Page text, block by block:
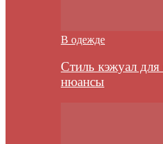
В одежде
Стиль кэжуал
нюансы